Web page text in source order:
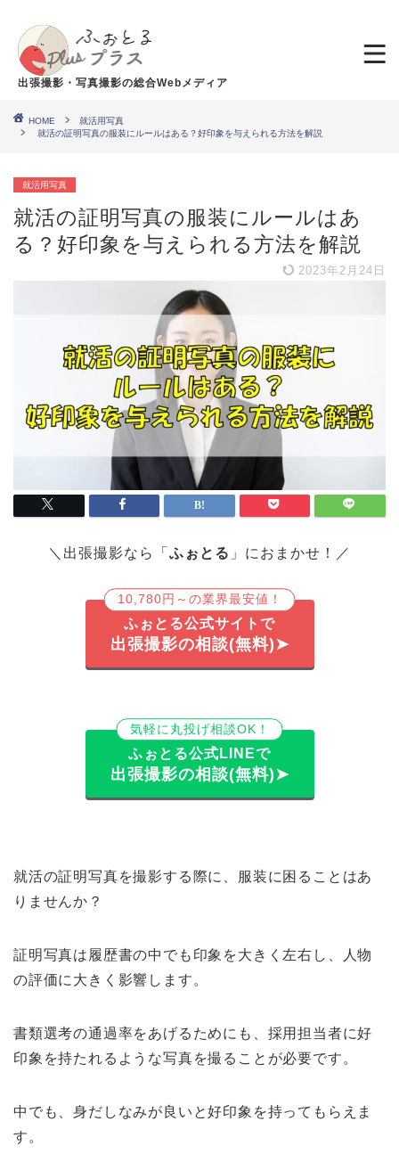
出張撮影・写真撮影の総合Webメディア
HOME
就活用写真
就活の証明写真の服装にルールはある？好印象を与えられる方法を解説
就活用写真
就活の証明写真の服装にルールはあ
る？好印象を与えられる方法を解説
2023年2月24日
＼出張撮影なら「 ふぉとる 」におまかせ！／
10,780円～の業界最安値！
ふぉとる公式サイトで
出張撮影の相談(無料)➤
気軽に丸投げ相談OK！
ふぉとる公式LINEで
出張撮影の相談(無料)➤
就活の証明写真を撮影する際に、服装に困ることはあ
りませんか？
証明写真は履歴書の中でも印象を大きく左右し、人物
の評価に大きく影響します。
書類選考の通過率をあげるためにも、採用担当者に好
印象を持たれるような写真を撮ることが必要です。
中でも、身だしなみが良いと好印象を持ってもらえま
す。